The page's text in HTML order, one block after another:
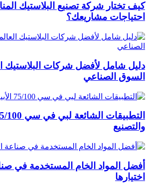
كيف تختار شركة تصنيع البلاستيك
احتياجات مشاريعك؟
دليل شامل لأفضل شركات البلاستيك
السوق الصناعي
والتصنيع
أفضل المواد الخام المستخدمة في
اختيارها